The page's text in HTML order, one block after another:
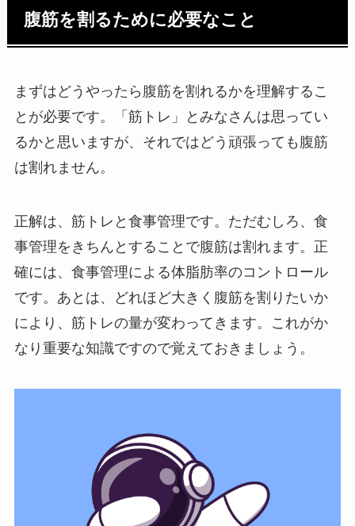
腹筋を割るために必要なこと
まずはどうやったら腹筋を割れるかを理解するこ
とが必要です。「筋トレ」とみなさんは思ってい
るかと思いますが、それではどう頑張っても腹筋
は割れません。
正解は、筋トレと食事管理です。ただむしろ、食
事管理をきちんとすることで腹筋は割れます。正
確には、食事管理による体脂肪率のコントロール
です。あとは、どれほど大きく腹筋を割りたいか
により、筋トレの量が変わってきます。これがか
なり重要な知識ですので覚えておきましょう。